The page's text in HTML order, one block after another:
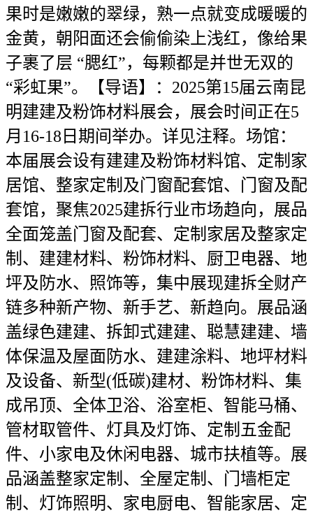
果时是嫩嫩的翠绿，熟一点就变成暖暖的
金黄，朝阳面还会偷偷染上浅红，像给果
子裹了层 “腮红”，每颗都是并世无双的
“彩虹果”。【导语】：2025第15届云南昆
明建建及粉饰材料展会，展会时间正在5
月16-18日期间举办。详见注释。场馆：
本届展会设有建建及粉饰材料馆、定制家
居馆、整家定制及门窗配套馆、门窗及配
套馆，聚焦2025建拆行业市场趋向，展品
全面笼盖门窗及配套、定制家居及整家定
制、建建材料、粉饰材料、厨卫电器、地
坪及防水、照饰等，集中展现建拆全财产
链多种新产物、新手艺、新趋向。展品涵
盖绿色建建、拆卸式建建、聪慧建建、墙
体保温及屋面防水、建建涂料、地坪材料
及设备、新型(低碳)建材、粉饰材料、集
成吊顶、全体卫浴、浴室柜、智能马桶、
管材取管件、灯具及灯饰、定制五金配
件、小家电及休闲电器、城市扶植等。展
品涵盖整家定制、全屋定制、门墙柜定
制、灯饰照明、家电厨电、智能家居、定